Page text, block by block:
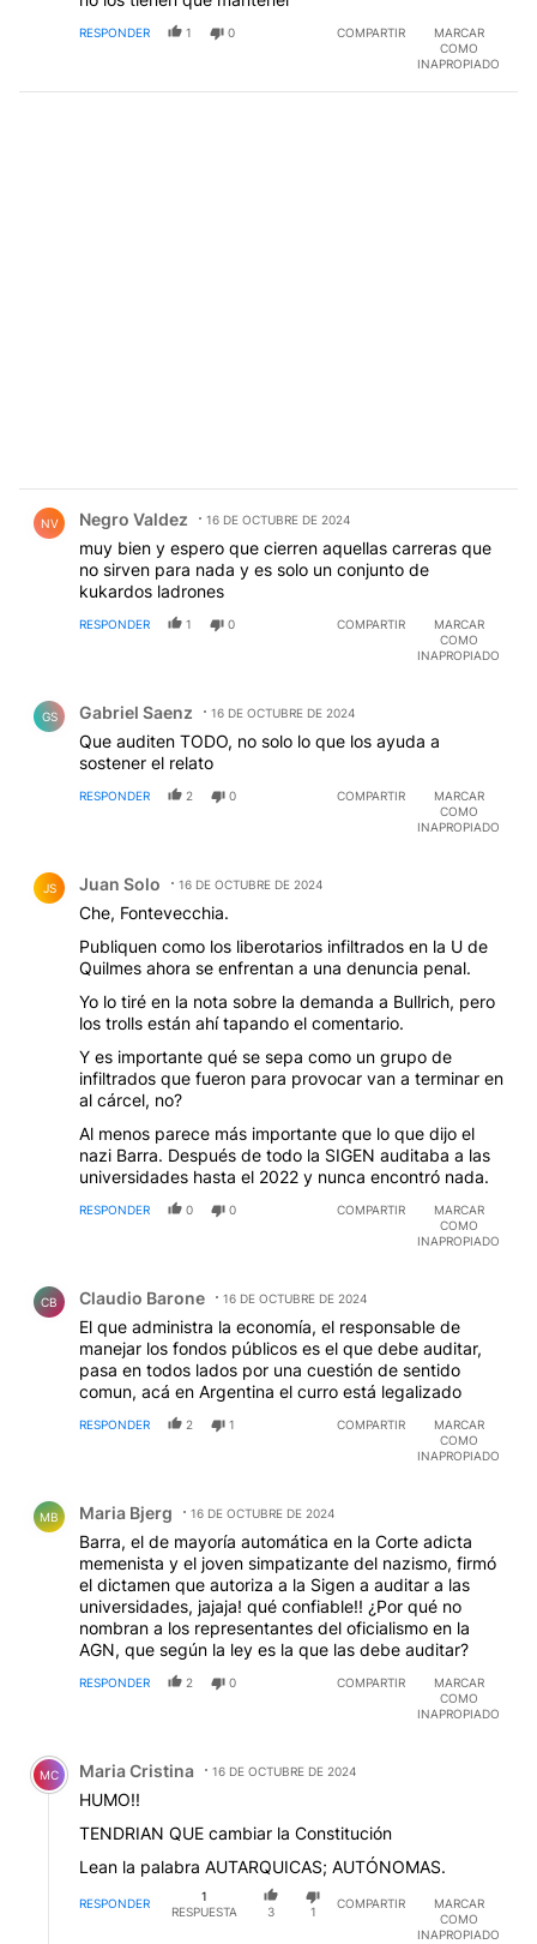
RESPONDER 1 0 COMPARTIR
MARCAR
COMO
INAPROPIADO
NV Negro Valdez 16 DE OCTUBRE DE 2024
muy bien y espero que cierren aquellas carreras que
no sirven para nada y es solo un conjunto de
kukardos ladrones
RESPONDER 1 0 COMPARTIR
MARCAR
COMO
INAPROPIADO
GS Gabriel Saenz 16 DE OCTUBRE DE 2024
Que auditen TODO, no solo lo que los ayuda a
sostener el relato
RESPONDER 2 0 COMPARTIR
MARCAR
COMO
INAPROPIADO
JS Juan Solo 16 DE OCTUBRE DE 2024
Che, Fontevecchia.
Publiquen como los liberotarios infiltrados en la U de
Quilmes ahora se enfrentan a una denuncia penal.
Yo lo tiré en la nota sobre la demanda a Bullrich, pero
los trolls están ahí tapando el comentario.
Y es importante qué se sepa como un grupo de
infiltrados que fueron para provocar van a terminar en
al cárcel, no?
Al menos parece más importante que lo que dijo el
nazi Barra. Después de todo la SIGEN auditaba a las
universidades hasta el 2022 y nunca encontró nada.
RESPONDER 0 0 COMPARTIR
MARCAR
COMO
INAPROPIADO
CB Claudio Barone 16 DE OCTUBRE DE 2024
El que administra la economía, el responsable de
manejar los fondos públicos es el que debe auditar,
pasa en todos lados por una cuestión de sentido
comun, acá en Argentina el curro está legalizado
RESPONDER 2 1 COMPARTIR
MARCAR
COMO
INAPROPIADO
MB Maria Bjerg 16 DE OCTUBRE DE 2024
Barra, el de mayoría automática en la Corte adicta
memenista y el joven simpatizante del nazismo, firmó
el dictamen que autoriza a la Sigen a auditar a las
universidades, jajaja! qué confiable!! ¿Por qué no
nombran a los representantes del oficialismo en la
AGN, que según la ley es la que las debe auditar?
RESPONDER 2 0 COMPARTIR
MARCAR
COMO
INAPROPIADO
Comentario de Maria Cristina.
MC Maria Cristina 16 DE OCTUBRE DE 2024
HUMO!!
TENDRIAN QUE cambiar la Constitución
Lean la palabra AUTARQUICAS; AUTÓNOMAS.
RESPONDER
1
RESPUESTA
3 1
COMPARTIR
MARCAR
COMO
INAPROPIADO